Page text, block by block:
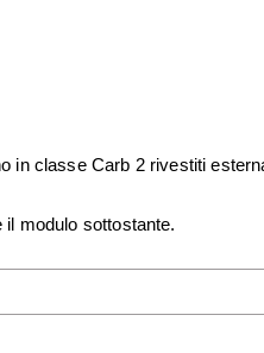
in classe Carb 2 rivestiti
modulo sottostante.